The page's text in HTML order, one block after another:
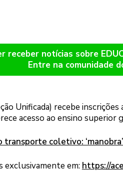
receber notícias sobre
Entre na comunidade
Unificada) recebe
acesso ao ensino superior
transporte coletivo:
exclusivamente em: https://